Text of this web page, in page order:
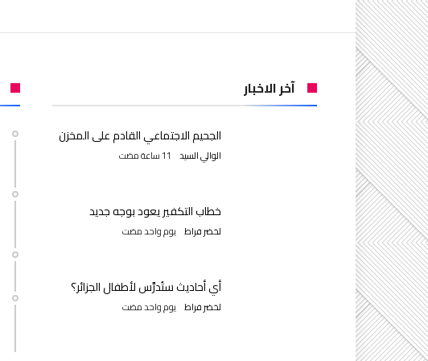
آخر الاخبار
الجحيم الاجتماعي القادم على المخزن
الوالي السيد
خطاب التكفير يعود بوجه جديد
لخضر فراط ‫‫‫‏‫يوم واحد مضت‬
أي أحاديث ستُدرَّس لأطفال الجزائر؟
لخضر فراط ‫‫‫‏‫يوم واحد مضت‬